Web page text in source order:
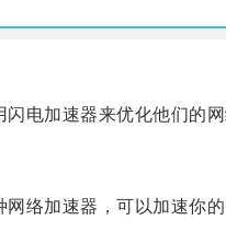
电加速器来优化他们的网
加速器，可以加速你的